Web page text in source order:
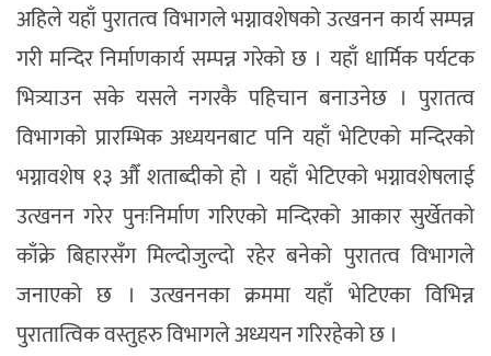
अहिले यहाँ पुरातत्व विभागले भग्नावशेषको उत्खनन कार्य सम्पन्न
गरी मन्दिर निर्माणकार्य सम्पन्न गरेको छ । यहाँ धार्मिक पर्यटक
भित्र्याउन सके यसले नगरकै पहिचान बनाउनेछ । पुरातत्व
विभागको प्रारम्भिक अध्ययनबाट पनि यहाँ भेटिएको मन्दिरको
भग्नावशेष १३ औँ शताब्दीको हो । यहाँ भेटिएको भग्नावशेषलाई
उत्खनन गरेर पुनःनिर्माण गरिएको मन्दिरको आकार सुर्खेतको
काँक्रे बिहारसँग मिल्दोजुल्दो रहेर बनेको पुरातत्व विभागले
जनाएको छ । उत्खननका क्रममा यहाँ भेटिएका विभिन्न
पुरातात्विक वस्तुहरु विभागले अध्ययन गरिरहेको छ ।